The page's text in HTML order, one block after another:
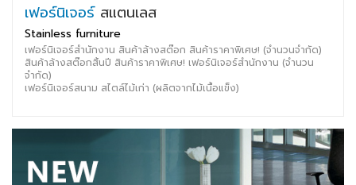
เฟอร์นิเจอร์สแตนเลส
Stainless furniture
เฟอร์นิเจอร์สำนักงาน สินค้าล้างสต๊อก สินค้าราคาพิเศษ! (จำนวนจำกัด)
สินค้าล้างสต๊อกสิ้นปี สินค้าราคาพิเศษ! เฟอร์นิเจอร์สำนักงาน (จำนวน
จำกัด)
เฟอร์นิเจอร์สนาม สไตล์ไม้เก่า (ผลิตจากไม้เนื้อแข็ง)